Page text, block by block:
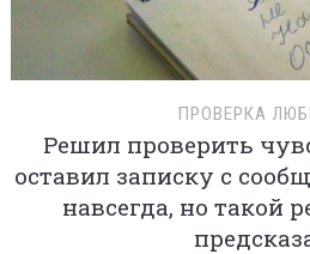
ПРОВЕРКА
Решил проверить
оставил записку с
навсегда, но такой